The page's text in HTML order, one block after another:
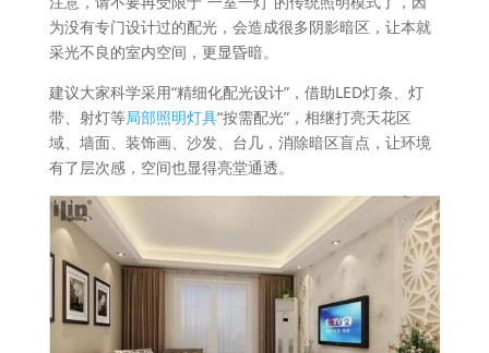
为没有专门设计过的配光，会造成很多阴影暗区，让本就
采光不良的室内空间，更显昏暗。
建议大家科学采用“精细化配光设计”，借助LED灯条、灯
带、射灯等局部照明灯具“按需配光”，相继打亮天花区
域、墙面、装饰画、沙发、台几，消除暗区盲点，让环境
有了层次感，空间也显得亮堂通透。